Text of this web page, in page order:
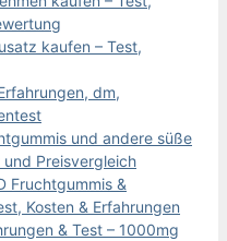
kaufen – Test,
dm,
und andere süße
und Preisvergleich
Fruchtgummis &
Kosten & Erfahrungen
& Test – 1000mg